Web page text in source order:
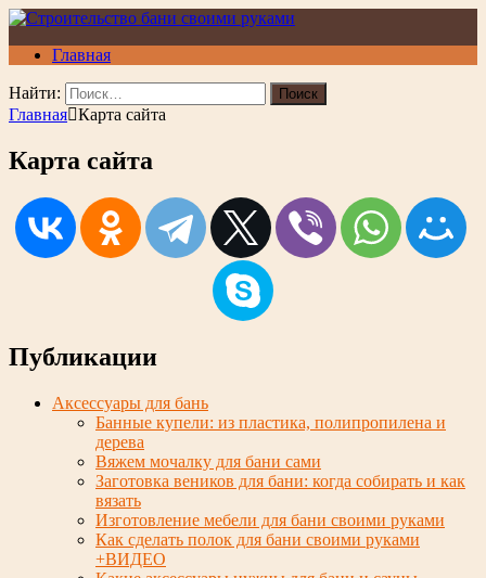
Главная
Найти:
Главная Карта сайта
Карта сайта
Публикации
Аксессуары для бань
Банные купели: из пластика, полипропилена и
дерева
Вяжем мочалку для бани сами
Заготовка веников для бани: когда собирать и как
вязать
Изготовление мебели для бани своими руками
Как сделать полок для бани своими руками
+ВИДЕО